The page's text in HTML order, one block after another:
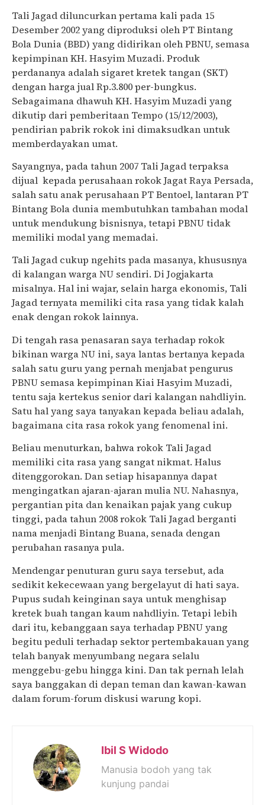
Tali Jagad diluncurkan pertama kali pada 15
Desember 2002 yang diproduksi oleh PT Bintang
Bola Dunia (BBD) yang didirikan oleh PBNU, semasa
kepimpinan KH. Hasyim Muzadi. Produk
perdananya adalah sigaret kretek tangan (SKT)
dengan harga jual Rp.3.800 per-bungkus.
Sebagaimana dhawuh KH. Hasyim Muzadi yang
dikutip dari pemberitaan Tempo (15/12/2003),
pendirian pabrik rokok ini dimaksudkan untuk
memberdayakan umat.
Sayangnya, pada tahun 2007 Tali Jagad terpaksa
dijual kepada perusahaan rokok Jagat Raya Persada,
salah satu anak perusahaan PT Bentoel, lantaran PT
Bintang Bola dunia membutuhkan tambahan modal
untuk mendukung bisnisnya, tetapi PBNU tidak
memiliki modal yang memadai.
Tali Jagad cukup ngehits pada masanya, khususnya
di kalangan warga NU sendiri. Di Jogjakarta
misalnya. Hal ini wajar, selain harga ekonomis, Tali
Jagad ternyata memiliki cita rasa yang tidak kalah
enak dengan rokok lainnya.
Di tengah rasa penasaran saya terhadap rokok
bikinan warga NU ini, saya lantas bertanya kepada
salah satu guru yang pernah menjabat pengurus
PBNU semasa kepimpinan Kiai Hasyim Muzadi,
tentu saja kertekus senior dari kalangan nahdliyin.
Satu hal yang saya tanyakan kepada beliau adalah,
bagaimana cita rasa rokok yang fenomenal ini.
Beliau menuturkan, bahwa rokok Tali Jagad
memiliki cita rasa yang sangat nikmat. Halus
ditenggorokan. Dan setiap hisapannya dapat
mengingatkan ajaran-ajaran mulia NU. Nahasnya,
pergantian pita dan kenaikan pajak yang cukup
tinggi, pada tahun 2008 rokok Tali Jagad berganti
nama menjadi Bintang Buana, senada dengan
perubahan rasanya pula.
Mendengar penuturan guru saya tersebut, ada
sedikit kekecewaan yang bergelayut di hati saya.
Pupus sudah keinginan saya untuk menghisap
kretek buah tangan kaum nahdliyin. Tetapi lebih
dari itu, kebanggaan saya terhadap PBNU yang
begitu peduli terhadap sektor pertembakauan yang
telah banyak menyumbang negara selalu
menggebu-gebu hingga kini. Dan tak pernah lelah
saya banggakan di depan teman dan kawan-kawan
dalam forum-forum diskusi warung kopi.
Ibil S Widodo
Manusia bodoh yang tak
kunjung pandai